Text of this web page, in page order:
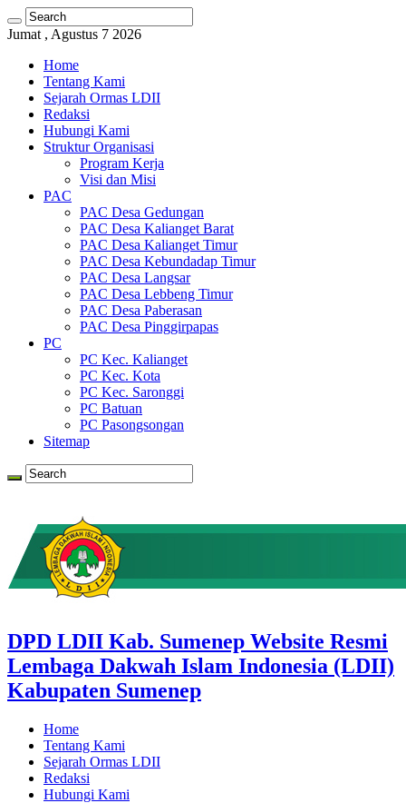
Jumat , Agustus 7 2026
Home
Tentang Kami
Sejarah Ormas LDII
Redaksi
Hubungi Kami
Struktur Organisasi
Program Kerja
Visi dan Misi
PAC
PAC Desa Gedungan
PAC Desa Kalianget Barat
PAC Desa Kalianget Timur
PAC Desa Kebundadap Timur
PAC Desa Langsar
PAC Desa Lebbeng Timur
PAC Desa Paberasan
PAC Desa Pinggirpapas
PC
PC Kec. Kalianget
PC Kec. Kota
PC Kec. Saronggi
PC Batuan
PC Pasongsongan
Sitemap
DPD LDII Kab. Sumenep Website Resmi
Lembaga Dakwah Islam Indonesia (LDII)
Kabupaten Sumenep
Home
Tentang Kami
Sejarah Ormas LDII
Redaksi
Hubungi Kami